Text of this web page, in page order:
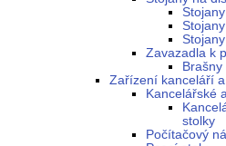
Zavazadla k
Zařízení kanceláří
Kancelářské
stolky
Počítačový